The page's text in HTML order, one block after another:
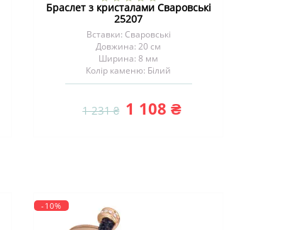
Браслет з кристалами Сваровські
25207
Вставки: Сваровські
Довжина: 20 см
Ширина: 8 мм
Колір каменю: Білий
1 231 ₴ 1 108 ₴
-10%